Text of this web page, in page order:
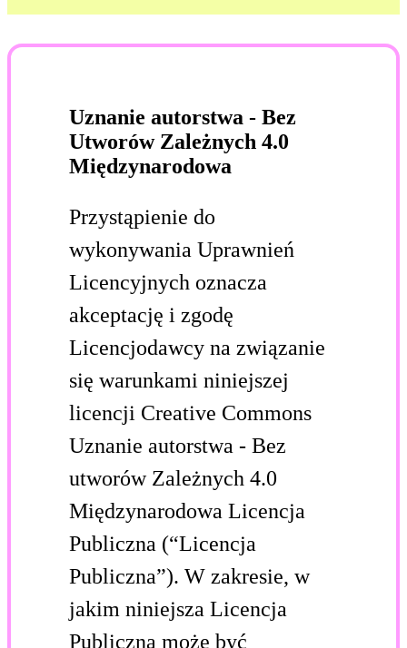
Uznanie autorstwa - Bez
Utworów Zależnych 4.0
Międzynarodowa
Przystąpienie do
wykonywania Uprawnień
Licencyjnych oznacza
akceptację i zgodę
Licencjodawcy na związanie
się warunkami niniejszej
licencji Creative Commons
Uznanie autorstwa - Bez
utworów Zależnych 4.0
Międzynarodowa Licencja
Publiczna (“Licencja
Publiczna”). W zakresie, w
jakim niniejsza Licencja
Publiczna może być